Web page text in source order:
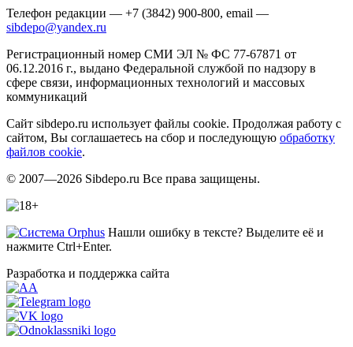
Телефон редакции — +7 (3842) 900-800, email —
sibdepo@yandex.ru
Регистрационный номер СМИ ЭЛ № ФС 77-67871 от
06.12.2016 г., выдано Федеральной службой по надзору в
сфере связи, информационных технологий и массовых
коммуникаций
Сайт sibdepo.ru использует файлы cookie. Продолжая работу с
сайтом, Вы соглашаетесь на сбор и последующую обработку
файлов cookie.
© 2007—2026 Sibdepo.ru Все права защищены.
Нашли ошибку в тексте? Выделите её и
нажмите Ctrl+Enter.
Разработка и поддержка сайта